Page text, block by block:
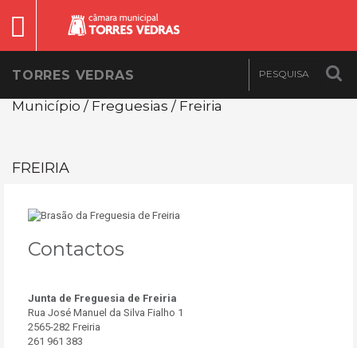
TORRES VEDRAS
Município / Freguesias / Freiria
FREIRIA
Contactos
Junta de Freguesia de Freiria
Rua José Manuel da Silva Fialho 1
2565-282 Freiria
261 961 383